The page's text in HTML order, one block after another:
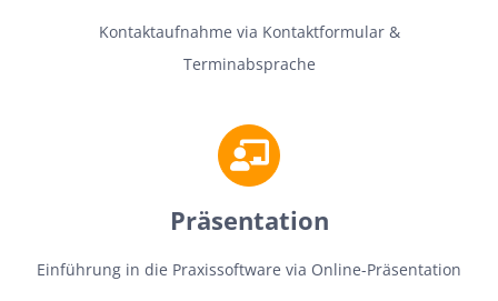
Kontaktaufnahme via Kontaktformular &
Terminabsprache
Präsentation
Einführung in die Praxissoftware via Online-Präsentation